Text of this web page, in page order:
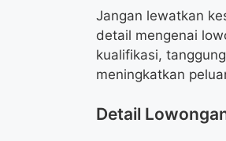
Jangan lewatkan
detail mengenai
kualifikasi,
meningkatkan
Detail